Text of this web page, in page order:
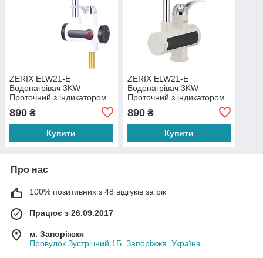
ZERIX ELW21-E
Водонагрівач 3KW
Проточний з індикатором
890 ₴
Купити
ZERIX ELW21-E
Водонагрівач 3KW
Проточний з індикатором
890₴
Купити
Про нас
100% позитивних з 48 відгуків за рік
Працює з 26.09.2017
м. Запоріжжя
Провулок Зустрічний 1Б, Запоріжжя, Україна